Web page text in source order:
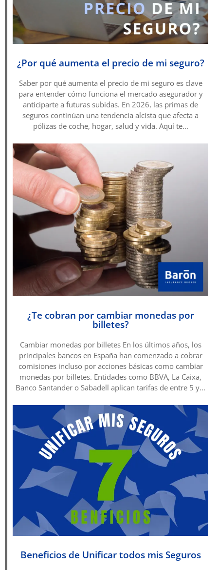
¿Por qué aumenta el precio de mi seguro?
Saber por qué aumenta el precio de mi seguro es clave
para entender cómo funciona el mercado asegurador y
anticiparte a futuras subidas. En 2026, las primas de
seguros continúan una tendencia alcista que afecta a
pólizas de coche, hogar, salud y vida. Aquí te...
¿Te cobran por cambiar monedas por
billetes?
Cambiar monedas por billetes En los últimos años, los
principales bancos en España han comenzado a cobrar
comisiones incluso por acciones básicas como cambiar
monedas por billetes. Entidades como BBVA, La Caixa,
Banco Santander o Sabadell aplican tarifas de entre 5 y...
Beneficios de Unificar todos mis Seguros